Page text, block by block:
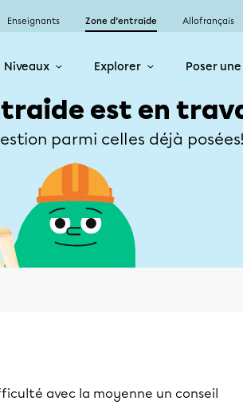
Enseignants Zone d’entraide Allofrançais
Niveaux Explorer Poser
est en
parmi celles déjà
avec la moyenne un conseil